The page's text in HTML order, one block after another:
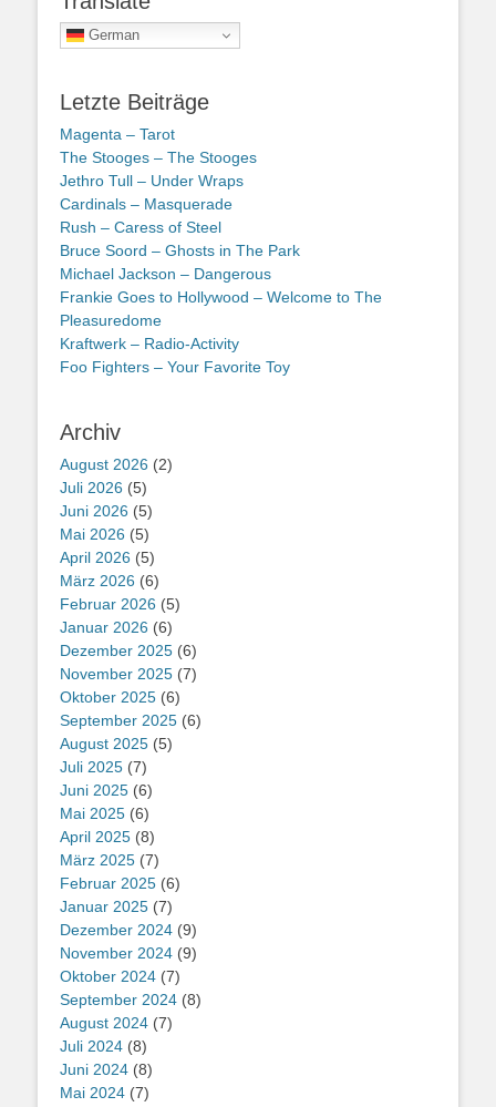
German
Letzte Beiträge
Magenta – Tarot
The Stooges – The Stooges
Jethro Tull – Under Wraps
Cardinals – Masquerade
Rush – Caress of Steel
Bruce Soord – Ghosts in The Park
Michael Jackson – Dangerous
Frankie Goes to Hollywood – Welcome to The
Pleasuredome
Kraftwerk – Radio-Activity
Foo Fighters – Your Favorite Toy
Archiv
August 2026 (2)
Juli 2026 (5)
Juni 2026 (5)
Mai 2026 (5)
April 2026 (5)
März 2026 (6)
Februar 2026 (5)
Januar 2026 (6)
Dezember 2025 (6)
November 2025 (7)
Oktober 2025 (6)
September 2025 (6)
August 2025 (5)
Juli 2025 (7)
Juni 2025 (6)
Mai 2025 (6)
April 2025 (8)
März 2025 (7)
Februar 2025 (6)
Januar 2025 (7)
Dezember 2024 (9)
November 2024 (9)
Oktober 2024 (7)
September 2024 (8)
August 2024 (7)
Juli 2024 (8)
Juni 2024 (8)
Mai 2024 (7)